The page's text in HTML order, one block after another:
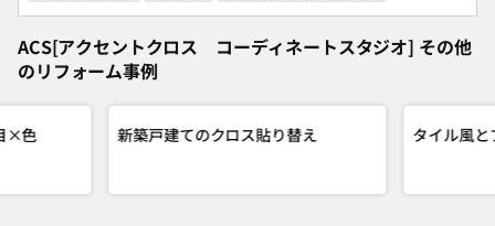
ACS[アクセントクロス コーディネートスタジオ] その他
のリフォーム事例
×色 新築戸建てのクロス貼り替え タイル風と